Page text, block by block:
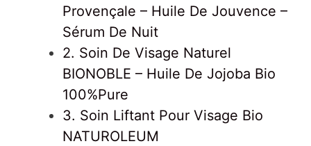
Provençale – Huile De Jouvence –
Sérum De Nuit
2. Soin De Visage Naturel
BIONOBLE – Huile De Jojoba Bio
100%Pure
3. Soin Liftant Pour Visage Bio
NATUROLEUM